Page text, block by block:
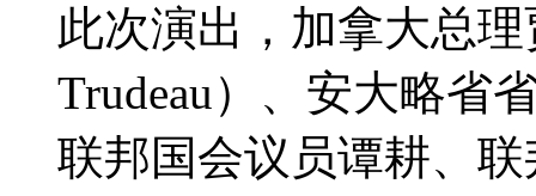
此次演出，加拿大总
Trudeau）、安大略省
联邦国会议员谭耕、